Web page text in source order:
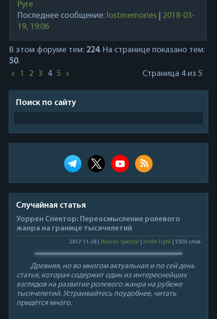
Pyre
Последнее сообщение: lostmemories| 2018-03-
19, 19:06
В этом форуме тем: 224. На странице показано тем:
50.
Страница 4из 5
« 1 2 3 4 5 »
Поиск по сайту
Случайная статья
Уоррен Спектор: Переосмысление ролевого
жанра на границе тысячелетий
2017-11-28 |Warren Spector m00n1ight | 5920 слов
Древняя, но во многом актуальная и по сей день
статья, которая содержит один из интереснейших
взглядов на развитие ролевого жанра на рубеже
тысячелетий. Устраивайтесь поудобнее, читать
придётся много.